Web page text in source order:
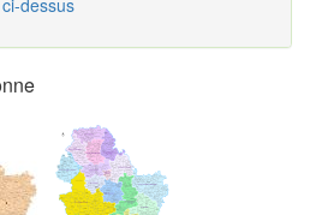
dessus